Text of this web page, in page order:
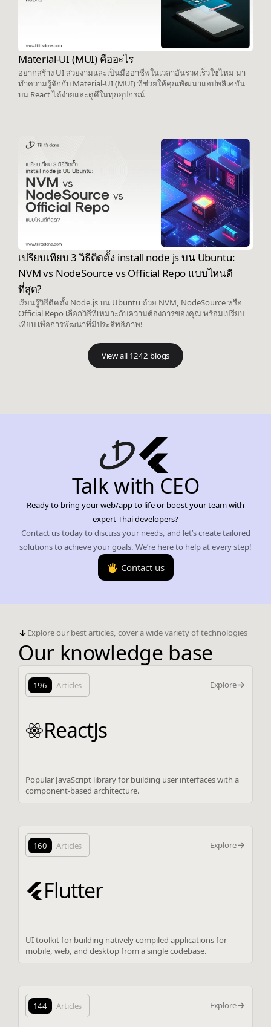
Material-UI (MUI) คืออะไร
อยากสร้าง UI สวยงามและเป็นมืออาชีพในเวลาอันรวดเร็วใช่ไหม มา
ทำความรู้จักกับ Material-UI (MUI) ที่ช่วยให้คุณพัฒนาแอปพลิเคชัน
บน React ได้ง่ายและดูดีในทุกอุปกรณ์
เปรียบเทียบ 3 วิธีติดตั้ง install node js บน Ubuntu:
NVM vs NodeSource vs Official Repo แบบไหนดี
ที่สุด?
เรียนรู้วิธีติดตั้ง Node.js บน Ubuntu ด้วย NVM, NodeSource หรือ
Official Repo เลือกวิธีที่เหมาะกับความต้องการของคุณ พร้อมเปรียบ
เทียบ เพื่อการพัฒนาที่มีประสิทธิภาพ!
View all 1242 blogs
Talk with CEO
Ready to bring your web/app to life or boost your team with
expert Thai developers?
Contact us today to discuss your needs, and let’s create tailored
solutions to achieve your goals. We’re here to help at every step!
🖐️ Contact us
Explore our best articles, cover a wide variety of technologies
Our knowledge base
196 Articles Explore
ReactJs
Popular JavaScript library for building user interfaces with a
component-based architecture.
160 Articles Explore
Flutter
UI toolkit for building natively compiled applications for
mobile, web, and desktop from a single codebase.
144 Articles Explore